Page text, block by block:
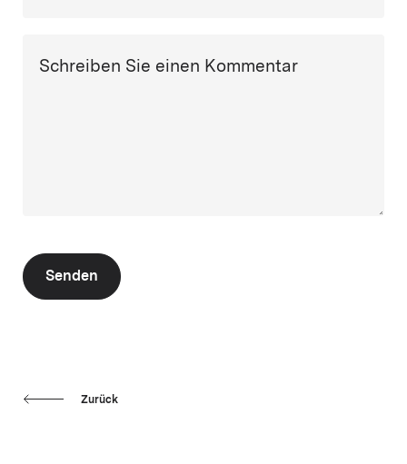
Schreiben Sie einen Kommentar
Senden
Zurück